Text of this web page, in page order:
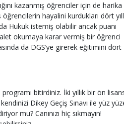
kazanmış öğrenciler için de
öğrencilerin hayalini kurdukları dört
Hukuk istemiş olabilir ancak puanı
okumaya karar vermiş bir öğrenci
da DGS’ye girerek eğitimini dört
bitirdiniz. İki yıllık bir ön
Dikey Geçiş Sınavı ile yüz
mu? Canınızı hiç sıkmayın!